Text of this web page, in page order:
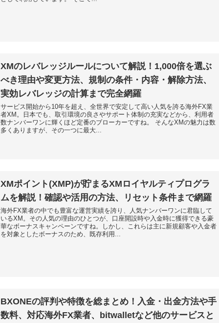
XMのレバレッジルールについて解説！1,000倍を選ぶ
べき理由や変更方法、規制の条件・内容・解除方法、
実効レバレッジの計算まで完全網羅
サービス開始から10年を超え、全世界で安定して高い人気を誇る海外FX業
者XM。日本でも、取引環境の良さやサポート体制の充実などから、利用者
数ナンバーワンに輝くほど定番のブローカーですね。 そんなXMの魅力は数
多くありますが、その一つに最大...
XMポイント(XMP)が貯まるXMロイヤルティプログラ
ムを解説！確認や活用の方法、リセット条件まで網羅
海外FX業者の中でも豊富な運営実績を誇り、人気ナンバーワンに君臨して
いるXM。その人気の理由のひとつが、口座開設時や入金時に獲得できる豪
華なボーナスキャンペーンですね。しかし、これらは主に新規顧客や入金者
を対象としたボーナスのため、既存利用...
BXONEの評判や特徴を総まとめ！入金・出金方法や手
数料、対応海外FX業者、bitwalletなど他のサービスと